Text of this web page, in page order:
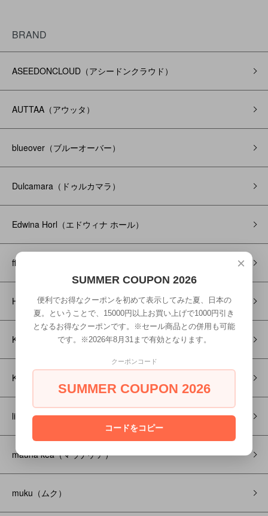
BRAND
ASEEDONCLOUD（アシードンクラウド）
AUTTAA（アウッタ）
blueover（ブルーオーバー）
Dulcamara（ドゥルカマラ）
Edwina Horl（エドウィナ ホール）
ffiXXed（フィックス）
HENRIK VIBSKOV（ヘンリック ヴィブスコフ）
KLOKE（クローク）
KONTRACT（コントラクト）
licht bestreben（リヒトべシュトレーベン）
mauna kea（マウナケア）
muku（ムク）
×
SUMMER COUPON 2026
便利でお得なクーポンを初めて表示してみた夏、日本の
夏。ということで、15000円以上お買い上げで1000円引き
となるお得なクーポンです。※セール商品との併用も可能
です。※2026年8月31まで有効となります。
クーポンコード
SUMMER COUPON 2026
コードをコピー